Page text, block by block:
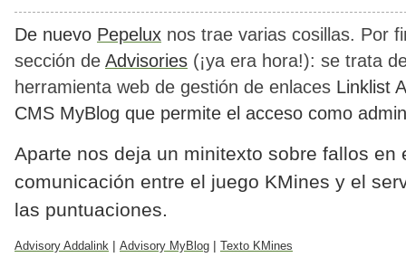
De nuevo Pepelux nos trae varias cosillas. Por
sección de Advisories (¡ya era hora!): se trata
herramienta web de gestión de enlaces Linklist
CMS MyBlog que permite el acceso como
Aparte nos deja un minitexto sobre fallos en
comunicación entre el juego KMines y el
las puntuaciones.
Advisory Addalink | Advisory MyBlog | Texto KMines